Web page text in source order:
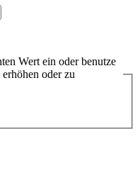
Wert ein oder benutze
oder zu